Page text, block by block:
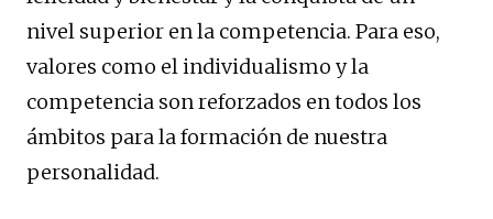
nivel superior en la competencia. Para eso,
valores como el individualismo y la
competencia son reforzados en todos los
ámbitos para la formación de nuestra
personalidad.